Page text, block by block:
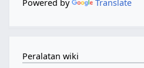
Powered by Translate
Peralatan wiki